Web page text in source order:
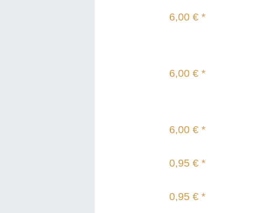
6,00 € *
6,00 € *
6,00 € *
0,95 € *
0,95 € *